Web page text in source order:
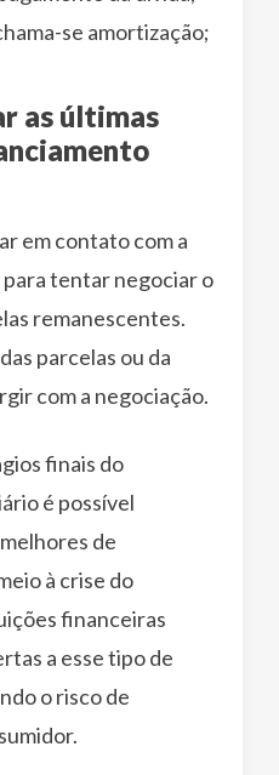
se amortização;
as últimas
em contato com a
tentar negociar o
remanescentes.
parcelas ou da
com a negociação.
finais do
é possível
de
à crise do
financeiras
a esse tipo de
o risco de